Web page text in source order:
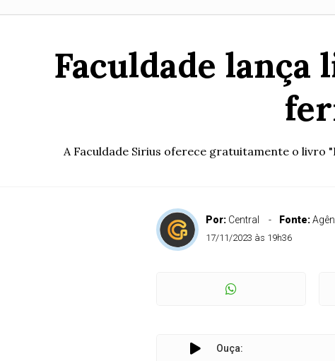
Faculdade
A Faculdade Sirius oferece gratuitamente o livro
Por: Central Fonte:
17/11/2023 às 19h36
Ouça: